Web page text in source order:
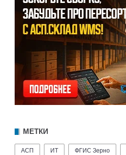
МЕТКИ
АСП ИТ ФГИС Зерно